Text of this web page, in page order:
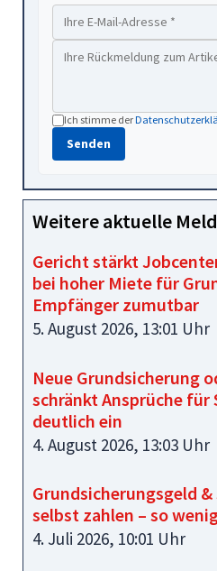
Ich stimme der
Senden
Weitere aktuelle
Gericht stärkt
bei hoher Miete für
Empfänger zumutbar
5. August 2026, 13:01 Uhr
Neue Grundsicherung
schränkt Ansprüche für
deutlich ein
4. August 2026, 13:03 Uhr
Grundsicherungsgeld
selbst zahlen – so
4. Juli 2026, 10:01 Uhr